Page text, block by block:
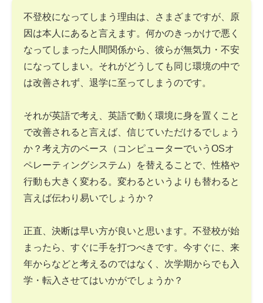
不登校になってしまう理由は、さまざまですが、原
因は本人にあると言えます。何かのきっかけで悪く
なってしまった人間関係から、彼らが無気力・不安
になってしまい。それがどうしても同じ環境の中で
は改善されず、退学に至ってしまうのです。
それが英語で考え、英語で動く環境に身を置くこと
で改善されると言えば、信じていただけるでしょう
か？考え方のベース（コンピューターでいうOSオ
ペレーティングシステム）を替えることで、性格や
行動も大きく変わる。変わるというよりも替わると
言えば伝わり易いでしょうか？
正直、決断は早い方が良いと思います。不登校が始
まったら、すぐに手を打つべきです。今すぐに、来
年からなどと考えるのではなく、次学期からでも入
学・転入させてはいかがでしょうか？